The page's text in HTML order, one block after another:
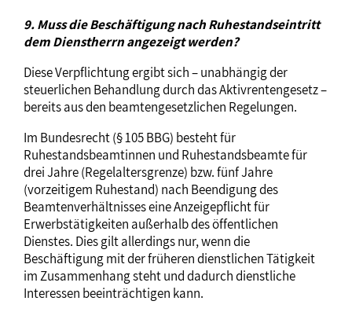
9. Muss die Beschäftigung nach Ruhestandseintritt
dem Dienstherrn angezeigt werden?
Diese Verpflichtung ergibt sich – unabhängig der
steuerlichen Behandlung durch das Aktivrentengesetz –
bereits aus den beamtengesetzlichen Regelungen.
Im Bundesrecht (§ 105 BBG) besteht für
Ruhestandsbeamtinnen und Ruhestandsbeamte für
drei Jahre (Regelaltersgrenze) bzw. fünf Jahre
(vorzeitigem Ruhestand) nach Beendigung des
Beamtenverhältnisses eine Anzeigepflicht für
Erwerbstätigkeiten außerhalb des öffentlichen
Dienstes. Dies gilt allerdings nur, wenn die
Beschäftigung mit der früheren dienstlichen Tätigkeit
im Zusammenhang steht und dadurch dienstliche
Interessen beeinträchtigen kann.